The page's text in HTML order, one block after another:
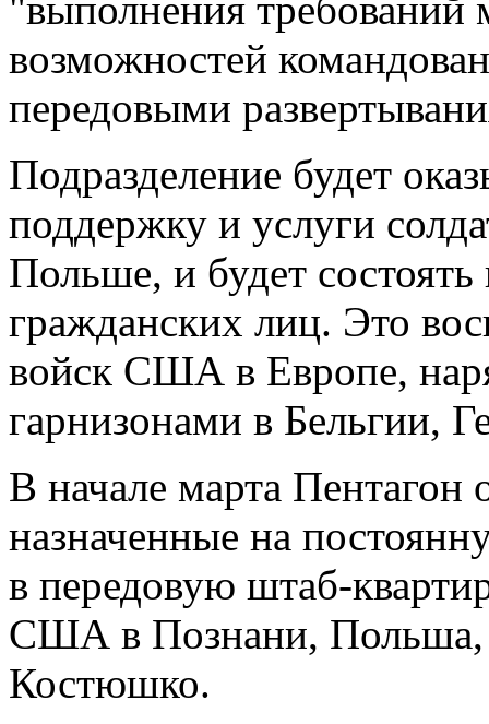
возможностей
передовыми
Подразделение будет
поддержку и услуги
Польше, и будет
гражданских лиц. Это
войск США в Европе,
гарнизонами в Бельгии,
В начале марта Пентагон
назначенные на
в передовую штаб-
США в Познани, Польша,
Костюшко.